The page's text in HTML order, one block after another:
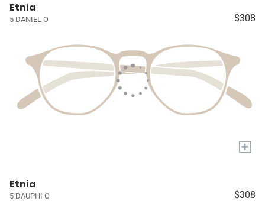
Etnia
5 DANIEL O $308
+
Etnia
5 DAUPHI O $308